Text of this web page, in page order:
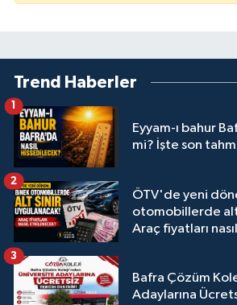
Trend Haberler
Eyyam-ı bahur
mi? İşte son
1
ÖTV'de yeni
otomobillerde alt
Araç fiyatları
2
Bafra Çözüm
Adaylarına
3